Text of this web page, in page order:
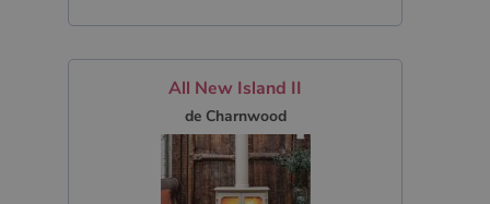
All New Island II
de Charnwood